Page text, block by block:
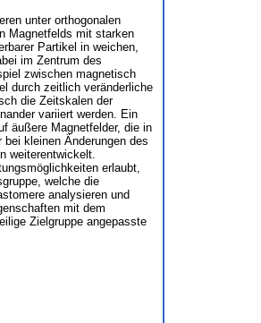
unter orthogonalen
Magnetfelds mit starken
Partikel in weichen,
im Zentrum des
zwischen magnetisch
durch zeitlich veränderliche
die Zeitskalen der
variiert werden. Ein
äußere Magnetfelder, die in
kleinen Änderungen des
weiterentwickelt.
erlaubt,
welche die
analysieren und
mit dem
Zielgruppe angepasste